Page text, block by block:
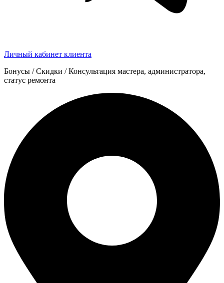
Личный кабинет клиента
Бонусы / Скидки / Консультация мастера, администратора,
статус ремонта